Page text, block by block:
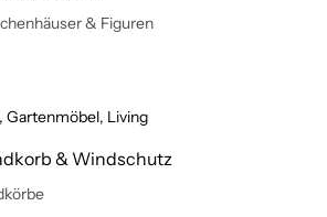
& Figuren
Gartenmöbel, Living
& Windschutz